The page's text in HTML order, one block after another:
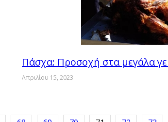
Πάσχα: Προσοχή στα μεγάλα
Απριλίου 15, 2023